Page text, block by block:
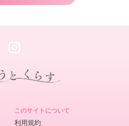
このサイトについて
利用規約